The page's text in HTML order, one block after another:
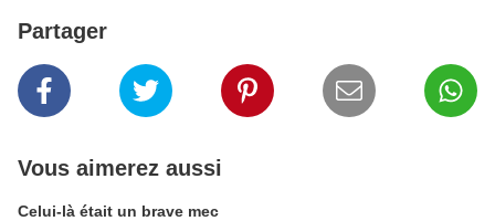
Partager
Vous aimerez aussi
Celui-là était un brave mec